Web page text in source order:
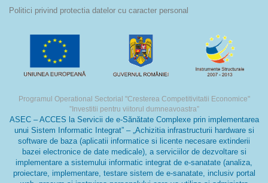
Politici privind protectia datelor cu caracter personal
Programul Operational Sectorial "Cresterea Competitivitatii Economice"
”Investitii pentru viitorul dumneavoastra”
ASEC – ACCES la Servicii de e-Sănătate Complexe prin implementarea
unui Sistem Informatic Integrat” – „Achizitia infrastructurii hardware si
software de baza (aplicatii informatice si licente necesare extinderii
bazei electronice de date medicale), a serviciilor de dezvoltare si
implementare a sistemului informatic integrat de e-sanatate (analiza,
proiectare, implementare, testare sistem de e-sanatate, inclusiv portal